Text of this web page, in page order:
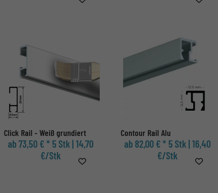
Click Rail - Weiß grundiert
ab 73,50 € * 5 Stk | 14,70
€/Stk
Contour Rail Alu
ab 82,00 € * 5 Stk | 16,40
€/Stk